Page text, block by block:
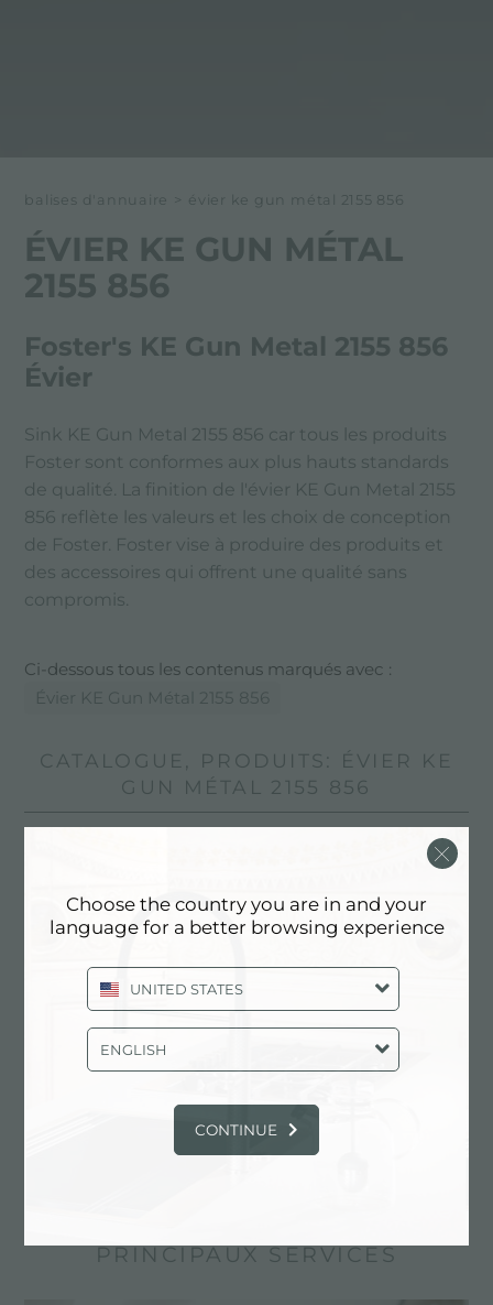
balises d'annuaire > évier ke gun métal 2155 856
ÉVIER KE GUN MÉTAL
2155 856
Foster's KE Gun Metal 2155 856
Évier
Sink KE Gun Metal 2155 856 car tous les produits
Foster sont conformes aux plus hauts standards
de qualité. La finition de l'évier KE Gun Metal 2155
856 reflète les valeurs et les choix de conception
de Foster. Foster vise à produire des produits et
des accessoires qui offrent une qualité sans
compromis.
Ci-dessous tous les contenus marqués avec :
Évier KE Gun Métal 2155 856
CATALOGUE, PRODUITS: ÉVIER KE
GUN MÉTAL 2155 856
PRINCIPAUX SERVICES
Choose the country you are in and your
language for a better browsing experience
UNITED STATES
ENGLISH
CONTINUE